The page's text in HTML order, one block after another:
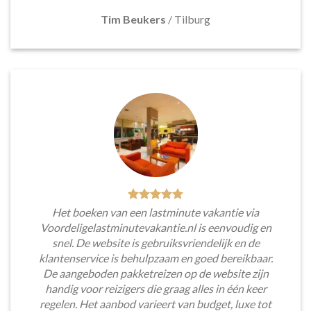
Tim Beukers / Tilburg
Het boeken van een lastminute vakantie via
Voordeligelastminutevakantie.nl is eenvoudig en
snel. De website is gebruiksvriendelijk en de
klantenservice is behulpzaam en goed bereikbaar.
De aangeboden pakketreizen op de website zijn
handig voor reizigers die graag alles in één keer
regelen. Het aanbod varieert van budget, luxe tot